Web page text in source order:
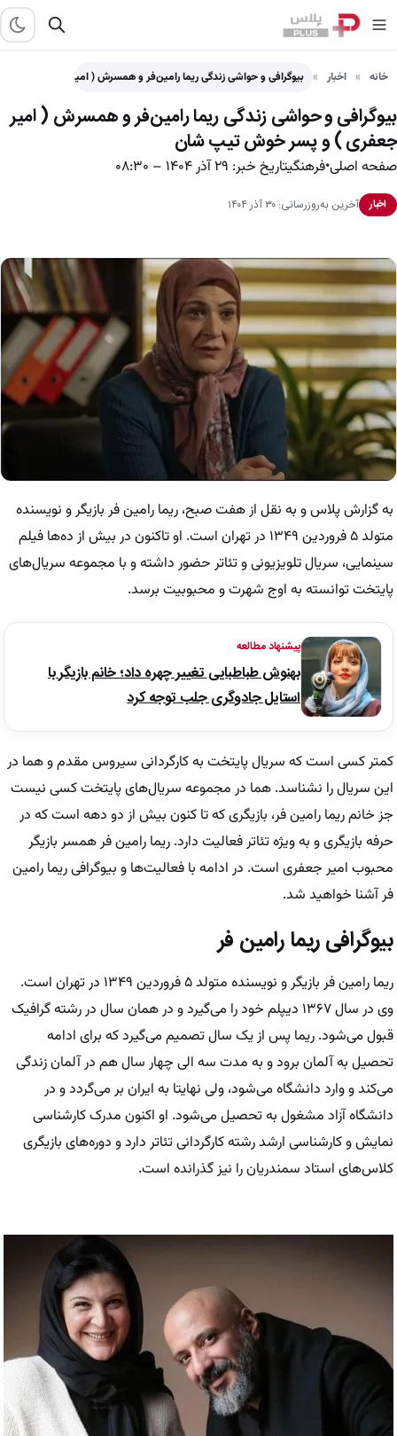
خانه اخبار بیوگرافی و حواشی زندگی ریما رامین‌فر و همسرش ( امیر…
بیوگرافی و حواشی زندگی ریما رامین‌فر و همسرش ( امیر
جعفری ) و پسر خوش تیپ شان
صفحه اصلی•فرهنگیتاریخ خبر: ۲۹ آذر ۱۴۰۴ – ۰۸:۳۰
اخبار آخرین به‌روزرسانی: ۳۰ آذر ۱۴۰۴
به گزارش پلاس و به نقل از هفت صبح، ریما رامین فر بازیگر و نویسنده
متولد ۵ فروردین ۱۳۴۹ در تهران است. او تاکنون در بیش از ده‌ها فیلم
سینمایی، سریال تلویزیونی و تئاتر حضور داشته و با مجموعه سریال‌های
پایتخت توانسته به اوج شهرت و محبوبیت برسد.
پیشنهاد مطالعه
بهنوش طباطبایی تغییر چهره داد؛ خانم بازیگر با
استایل جادوگری جلب توجه کرد
کمتر کسی است که سریال پایتخت به کارگردانی سیروس مقدم و هما در
این سریال را نشناسد. هما در مجموعه سریال‌های پایتخت کسی نیست
جز خانم ریما رامین فر، بازیگری که تا کنون بیش از دو دهه است که در
حرفه بازیگری و به ویژه تئاتر فعالیت دارد. ریما رامین فر همسر بازیگر
محبوب امیر جعفری است. در ادامه با فعالیت‌ها و بیوگرافی ریما رامین
فر آشنا خواهید شد.
بیوگرافی ریما رامین فر
ریما رامین فر بازیگر و نویسنده متولد ۵ فروردین ۱۳۴۹ در تهران است.
وی در سال ۱۳۶۷ دیپلم خود را می‌گیرد و در همان سال در رشته گرافیک
قبول می‌شود. ریما پس از یک سال تصمیم می‌گیرد که برای ادامه
تحصیل به آلمان برود و به مدت سه الی چهار سال هم در آلمان زندگی
می‌کند و وارد دانشگاه می‌شود، ولی نهایتا به ایران بر می‌گردد و در
دانشگاه آزاد مشغول به تحصیل می‌شود. او اکنون مدرک کارشناسی
نمایش و کارشناسی ارشد رشته کارگردانی تئاتر دارد و دوره‌های بازیگری
کلاس‌های استاد سمندریان را نیز گذرانده است.